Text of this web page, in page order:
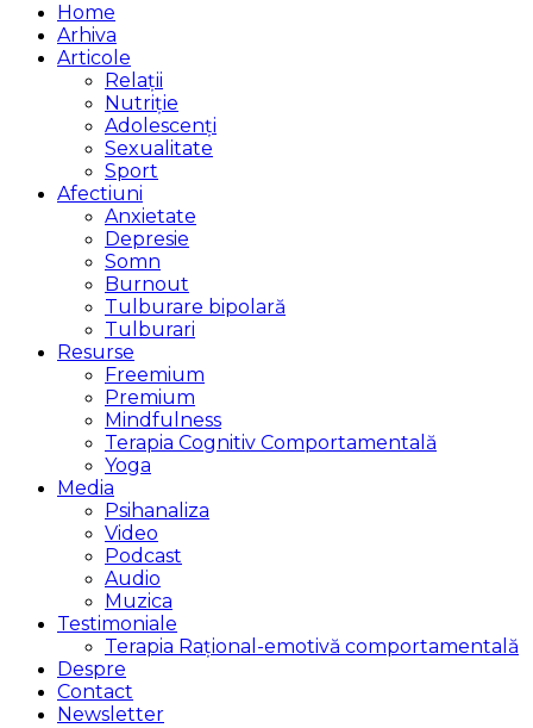
Home
Arhiva
Articole
Relații
Nutriție
Adolescenți
Sexualitate
Sport
Afectiuni
Anxietate
Depresie
Somn
Burnout
Tulburare bipolară
Tulburari
Resurse
Freemium
Premium
Mindfulness
Terapia Cognitiv Comportamentală
Yoga
Media
Psihanaliza
Video
Podcast
Audio
Muzica
Testimoniale
Terapia Rațional-emotivă comportamentală
Despre
Contact
Newsletter